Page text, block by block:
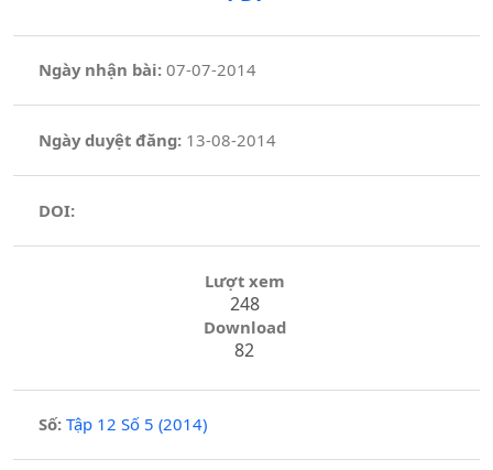
Ngày nhận bài: 07-07-2014
Ngày duyệt đăng:13-08-2014
DOI:
Lượt xem
248
Download
82
Số: Tập 12 Số 5 (2014)